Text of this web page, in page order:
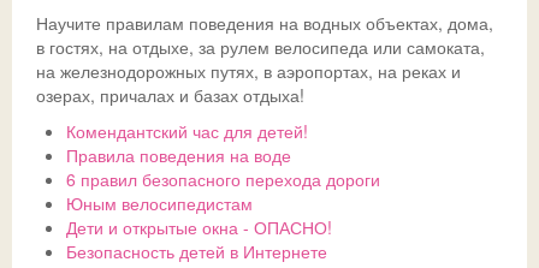
Общешкольные
Профсоюз
Доска почета
История
Традиции
Музей
Антикоррупционные мероприятия
Команда волонтеров
Совет обучающихся
Телефон доверия
ГИА-2026
Допобразование
ВПР
Школьная служба примирения
Безопасность детей в летний период
НОКО
Ссылки
ДИСТАНТ
СФЕРУМ - sferum.ru
ЦОК - educont.ru
ВК
Научите правилам поведения на водных объектах, дома,
в гостях, на отдыхе, за рулем велосипеда или самоката,
на железнодорожных путях, в аэропортах, на реках и
озерах, причалах и базах отдыха!
Комендантский час для детей!
Правила поведения на воде
6 правил безопасного перехода дороги
Юным велосипедистам
Дети и открытые окна - ОПАСНО!
Безопасность детей в Интернете